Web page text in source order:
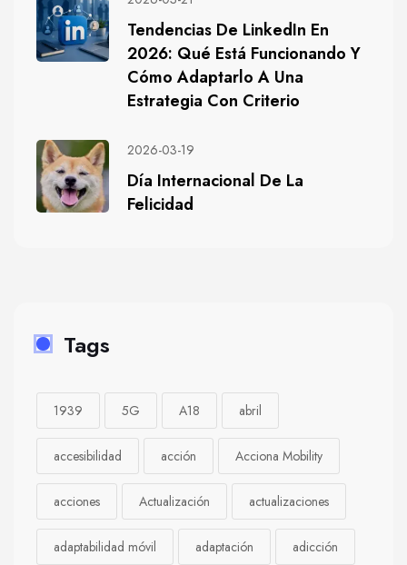
Tendencias De LinkedIn En
2026: Qué Está Funcionando Y
Cómo Adaptarlo A Una
Estrategia Con Criterio
2026-03-19
Día Internacional De La
Felicidad
Tags
1939 5G A18 abril
accesibilidad acción Acciona Mobility
acciones Actualización actualizaciones
adaptabilidad móvil adaptación adicción